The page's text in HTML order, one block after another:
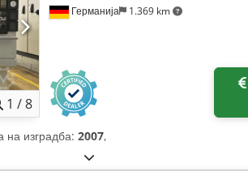
1 /8
Германија 1.369 km
на изградба: 2007,